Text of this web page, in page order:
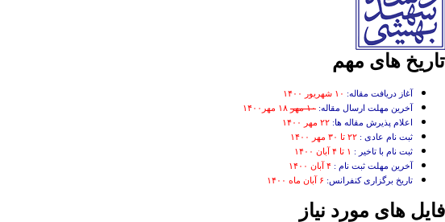
تاریخ های مهم
آغاز دریافت مقاله: ۱۰ شهریور ۱۴۰۰
آخرین مهلت ارسال مقاله: ۱۰ مهر
اعلام پذیرش مقاله ها: ۲۲ مهر ۱۴۰۰
ثبت نام عادی : ۲۲ تا ۳۰ مهر ۱۴۰۰
ثبت نام با تاخیر : ۱ تا ۴ آبان ۱۴۰۰
آخرین مهلت ثبت نام : ۴ آبان ۱۴۰۰
تاریخ برگزاری کنفرانس: ۶ آبان ماه ۱۴۰۰
فایل های مورد نیاز